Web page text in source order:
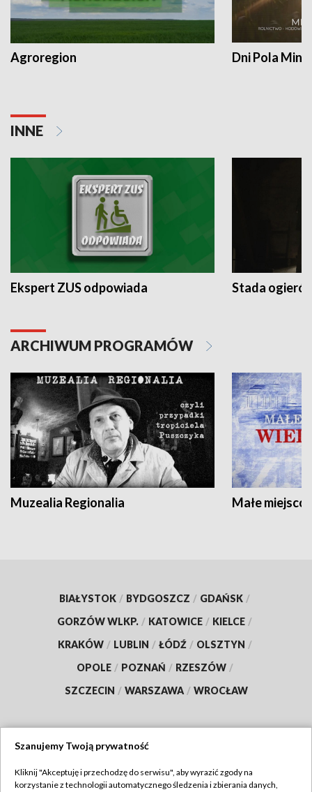
Agroregion Dni Pola
INNE
Ekspert ZUS odpowiada Stada
ARCHIWUM PROGRAMÓW
Muzealia Regionalia Małe
BIAŁYSTOK / BYDGOSZCZ / GDAŃSK /
GORZÓW WLKP. / KATOWICE / KIELCE /
KRAKÓW / LUBLIN / ŁÓDŹ / OLSZTYN /
OPOLE / POZNAŃ / RZESZÓW /
SZCZECIN / WARSZAWA / WROCŁAW
TVP
Szanujemy Twoją prywatność
Kliknij "Akceptuję i przechodzę do serwisu", aby wyrazić zgody na
korzystanie z technologii automatycznego śledzenia i zbierania danych,